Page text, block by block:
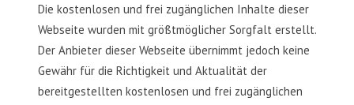
Die kostenlosen und frei zugänglichen Inhalte dieser
Webseite wurden mit größtmöglicher Sorgfalt erstellt.
Der Anbieter dieser Webseite übernimmt jedoch keine
Gewähr für die Richtigkeit und Aktualität der
bereitgestellten kostenlosen und frei zugänglichen